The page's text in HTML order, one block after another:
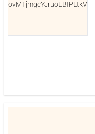
ovMTjmgcYJruoEBIPLtkV